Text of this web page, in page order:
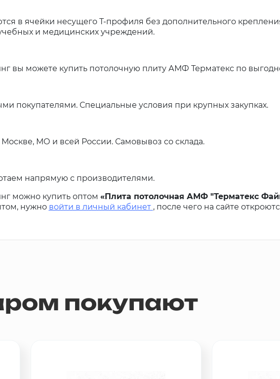
в ячейки несущего Т-профиля без дополнительного
и медицинских учреждений.
вы можете купить потолочную плиту АМФ Терматекс по
покупателями. Специальные условия при крупных закупках.
МО и всей России. Самовывоз со склада.
напрямую с производителями.
можно купить оптом «Плита потолочная АМФ "Терматекс
нужно войти в личный кабинет , после чего на сайте
покупают